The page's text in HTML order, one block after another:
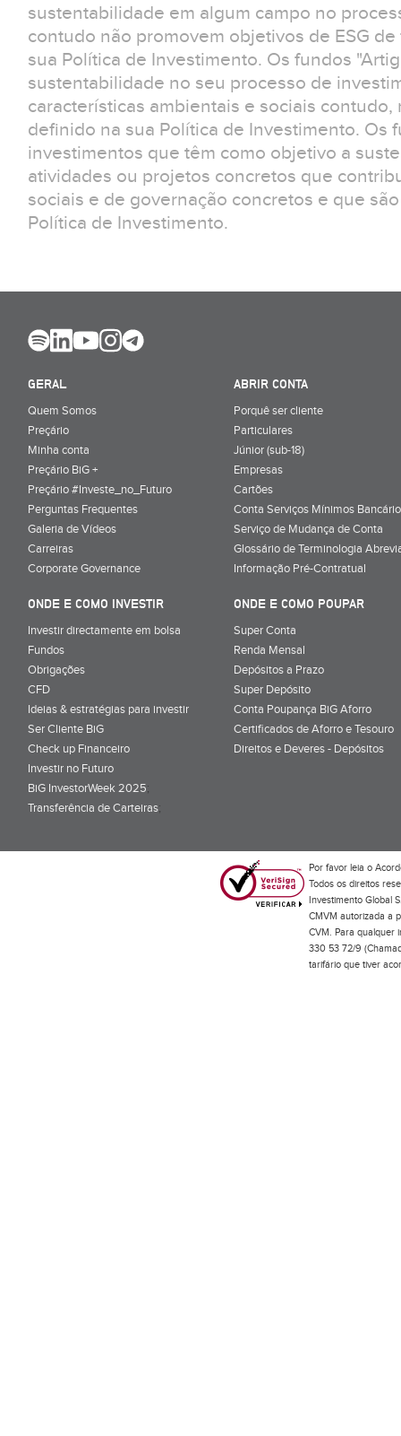
sustentabilidade em algum campo no
contudo não promovem objetivos de ESG
sua Política de Investimento. Os fundos
sustentabilidade no seu processo de
características ambientais e sociais
definido na sua Política de Investimento. Os
investimentos que têm como objetivo a
atividades ou projetos concretos que
sociais e de governação concretos e que
Política de Investimento.
GERAL
Quem Somos
Preçário
Minha conta
Preçário BiG +
Preçário #Investe_no_Futuro
Perguntas Frequentes
Galeria de Vídeos
Carreiras
Corporate Governance
ABRIR CONTA
Porquê ser cliente
Particulares
Júnior (sub-18)
Empresas
Cartões
Conta Serviços Mínimos
Serviço de Mudança de Conta
Glossário de Terminologia
Informação Pré-Contratual
ONDE E COMO INVESTIR
Investir directamente em bolsa
Fundos
Obrigações
CFD
Ideias & estratégias para investir
Ser Cliente BiG
Check up Financeiro
Investir no Futuro
BiG InvestorWeek 2025;
Transferência de Carteiras;
ONDE E COMO POUPAR
Super Conta
Renda Mensal
Depósitos a Prazo
Super Depósito
Conta Poupança BiG Aforro
Certificados de Aforro e Tesouro
Direitos e Deveres - Depósitos
Por favor leia o
Todos os direitos
Investimento Global
CMVM autorizada a
CVM. Para qualquer
330 53 72/9
tarifário que tiver